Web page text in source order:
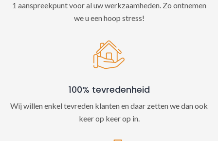
1 aanspreekpunt voor al uw werkzaamheden. Zo ontnemen
we u een hoop stress!
100% tevredenheid
Wij willen enkel tevreden klanten en daar zetten we dan ook
keer op keer op in.